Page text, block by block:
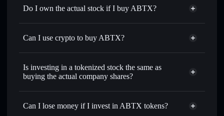
Do I own the actual stock if I buy ABTX?
Can I use crypto to buy ABTX?
Is investing in a tokenized stock the same as
buying the actual company shares?
Can I lose money if I invest in ABTX tokens?